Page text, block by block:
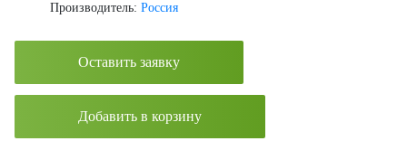
Производитель: Россия
Оставить заявку
Добавить в корзину